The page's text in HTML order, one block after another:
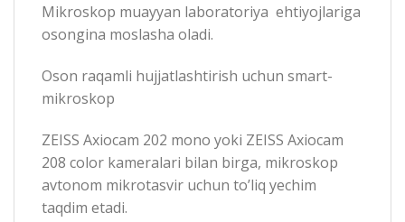
Mikroskop muayyan laboratoriya ehtiyojlariga
osongina moslasha oladi.
Oson raqamli hujjatlashtirish uchun smart-
mikroskop
ZEISS Axiocam 202 mono yoki ZEISS Axiocam
208 color kameralari bilan birga, mikroskop
avtonom mikrotasvir uchun to’liq yechim
taqdim etadi.